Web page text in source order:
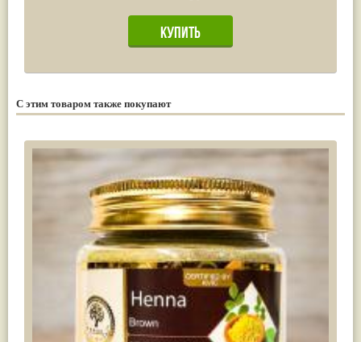
С этим товаром также покупают